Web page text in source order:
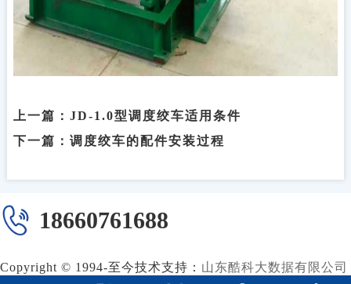
上一篇： JD-1.0型调度绞车适用条件
下一篇： 调度绞车的配件安装过程
18660761688
Copyright © 1994-至今技术支持： 山东酷科大数据有限公司